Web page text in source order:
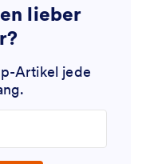
lieber
Artikel jede